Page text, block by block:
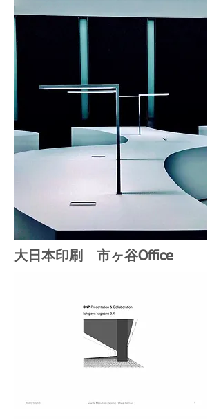
大日本印刷 ​ 市ヶ谷Office